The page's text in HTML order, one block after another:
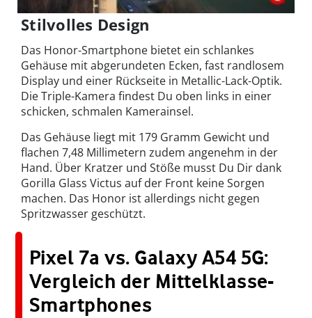
Stilvolles Design
Das Honor-Smartphone bietet ein schlankes
Gehäuse mit abgerundeten Ecken, fast randlosem
Display und einer Rückseite in Metallic-Lack-Optik.
Die Triple-Kamera findest Du oben links in einer
schicken, schmalen Kamerainsel.
Das Gehäuse liegt mit 179 Gramm Gewicht und
flachen 7,48 Millimetern zudem angenehm in der
Hand. Über Kratzer und Stöße musst Du Dir dank
Gorilla Glass Victus auf der Front keine Sorgen
machen. Das Honor ist allerdings nicht gegen
Spritzwasser geschützt.
Pixel 7a vs. Galaxy A54 5G:
Vergleich der Mittelklasse-
Smartphones